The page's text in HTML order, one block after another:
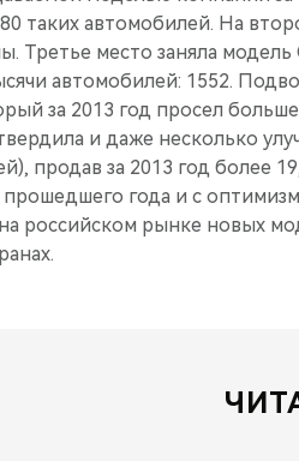
таких автомобилей. На
Третье место заняла
автомобилей: 1552.
за 2013 год просел
и даже несколько
продав за 2013 год более
прошедшего года и с
российском рынке новых